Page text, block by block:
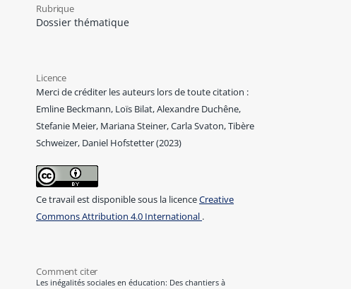
Rubrique
Dossier thématique
Licence
Merci de créditer les auteurs lors de toute citation :
Emline Beckmann, Loïs Bilat, Alexandre Duchêne,
Stefanie Meier, Mariana Steiner, Carla Svaton, Tibère
Schweizer, Daniel Hofstetter (2023)
Ce travail est disponible sous la licenceCreative
Commons Attribution 4.0 International .
Comment citer
Les inégalités sociales en éducation: Des chantiers à